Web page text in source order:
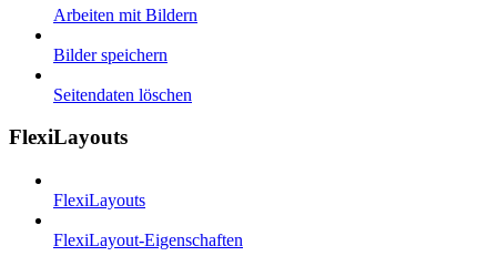
Arbeiten mit Bildern
Bilder speichern
Seitendaten löschen
FlexiLayouts
FlexiLayouts
FlexiLayout-Eigenschaften